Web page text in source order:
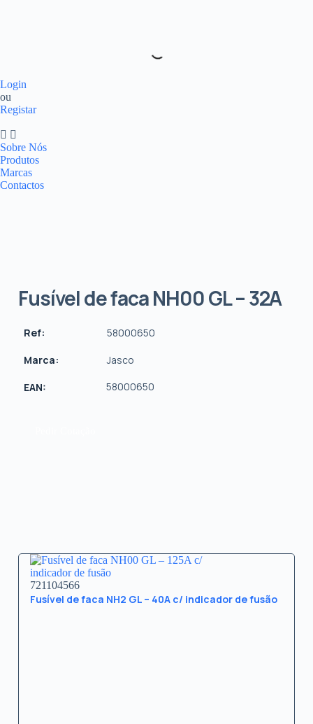
Login
ou
Registar
Sobre Nós
Produtos
Marcas
Contactos
Fusível de faca NH00 GL – 32A
Ref: 58000650
Marca: Jasco
EAN: 58000650
721104566
Fusível de faca NH2 GL – 40A c/ indicador de fusão